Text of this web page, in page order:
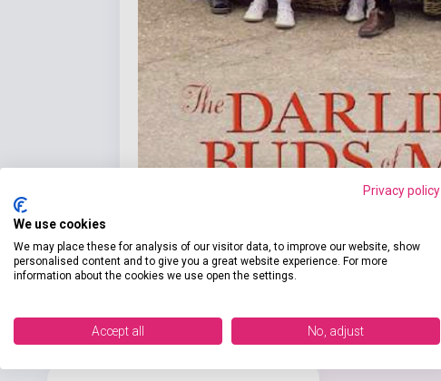
Privacy policy
We use cookies
We may place these for analysis of our visitor data, to improve our website, show
personalised content and to give you a great website experience. For more
information about the cookies we use open the settings.
Accept all No, adjust